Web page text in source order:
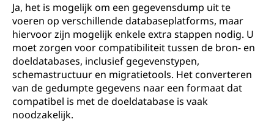
Ja, het is mogelijk om een gegevensdump uit te
voeren op verschillende databaseplatforms, maar
hiervoor zijn mogelijk enkele extra stappen nodig. U
moet zorgen voor compatibiliteit tussen de bron- en
doeldatabases, inclusief gegevenstypen,
schemastructuur en migratietools. Het converteren
van de gedumpte gegevens naar een formaat dat
compatibel is met de doeldatabase is vaak
noodzakelijk.